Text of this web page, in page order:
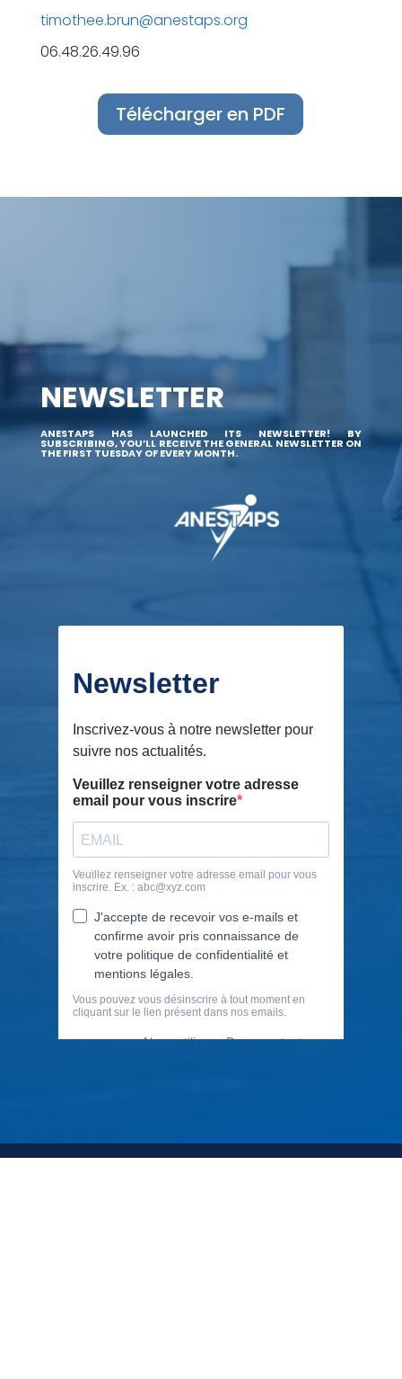
timothee.brun@anestaps.org
06.48.26.49.96
Télécharger en PDF
NEWSLETTER
ANESTAPS HAS LAUNCHED ITS NEWSLETTER! BY
SUBSCRIBING, YOU’LL RECEIVE THE GENERAL NEWSLETTER ON
THE FIRST TUESDAY OF EVERY MONTH.